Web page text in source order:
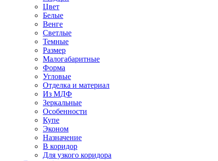
Цвет
Белые
Венге
Светлые
Темные
Размер
Малогабаритные
Форма
Угловые
Отделка и материал
Из МДФ
Зеркальные
Особенности
Купе
Эконом
Назначение
В коридор
Для узкого коридора